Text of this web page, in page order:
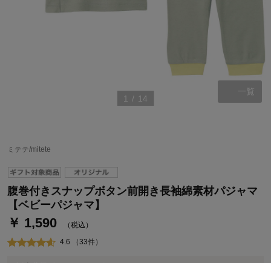
1 / 14
一覧
ミテテ/mitete
腹巻付きスナップボタン前開き長袖綿素材パジャマ
【ベビーパジャマ】
￥ 1,590 （税込）
4.6 （33件）
ステージが上がれば送料無料・返品引取無料！
ベルメゾンご優待サービスについて
ベルメゾン・ポイントについて
通常商品送料無料 返品引取無料（JCBのみ）
即時入会なら更に500円OFFクーポンプレゼント